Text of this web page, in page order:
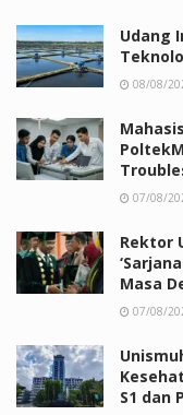
Udang
08/08/
07/08/
Rektor
Masa
07/08/
S1 dan